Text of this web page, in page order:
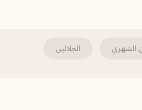
الشهري الجلالين